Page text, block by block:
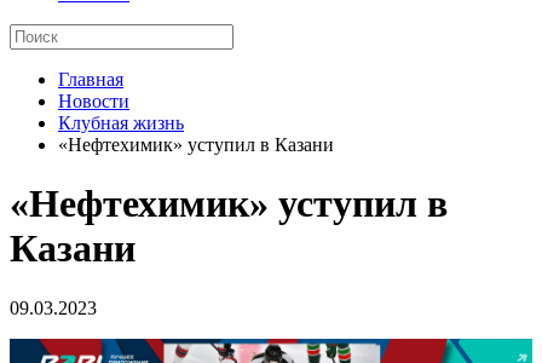
Главная
Новости
Клубная жизнь
«Нефтехимик» уступил в Казани
«Нефтехимик» уступил в
Казани
09.03.2023